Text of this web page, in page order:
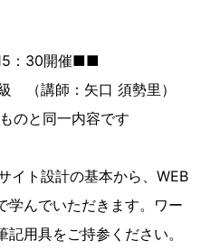
：30開催■■
級 （講師：矢口 須勢里）
のと同一内容です
イト設計の基本から、WEB
学んでいただきます。ワー
用具をご持参ください。